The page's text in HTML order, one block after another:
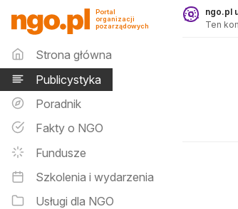
Publicystyka - ngo.pl
Portal
organizacji
pozarządowych
Menu główne
Strona główna
Publicystyka
Poradnik
Fakty o NGO
Fundusze
Szkolenia i wydarzenia
Usługi dla NGO
ngo.pl
Ten